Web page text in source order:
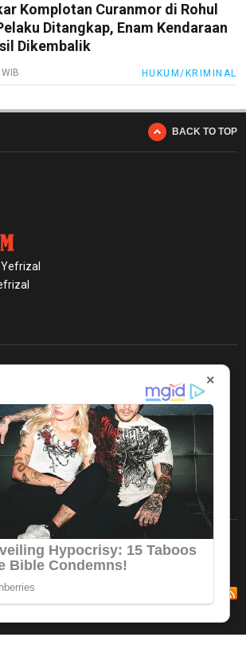
Komplotan Curanmor di Rohul
Ditangkap, Enam Kendaraan
Dikembalik
HUKUM/KRIMINAL
BACK TO TOP
Disclaimer
Tentang Kami
Redaksi
All rights reserved.
×